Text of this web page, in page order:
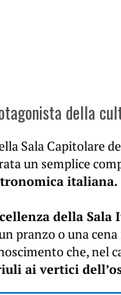
della
Sala Capitolare
un semplice
italiana.
della Sala
pranzo o una
che, nel
ai vertici